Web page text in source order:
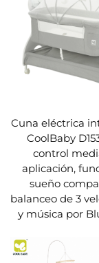
Cuna eléctrica
CoolBaby
control
aplicación,
sueño
balanceo de 3
y música por